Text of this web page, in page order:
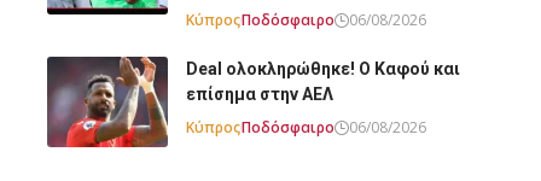
ΚύπροςΠοδόσφαιρο 06/08/2026
Deal ολοκληρώθηκε! Ο Καφού και
επίσημα στην ΑΕΛ
ΚύπροςΠοδόσφαιρο 06/08/2026